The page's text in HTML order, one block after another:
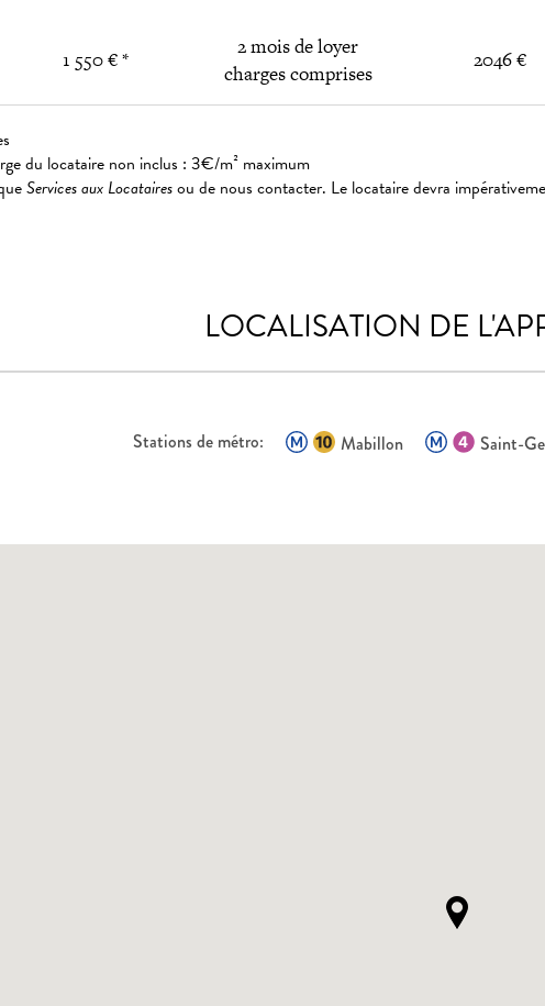
1 550 € *
2 mois de loyer
charges comprises
2046 €
du locataire non inclus : 3€/m² maximum
Services aux Locatairesou de nous contacter. Le locataire devra
LOCALISATION DE
Stations de métro: Mabillon Saint-